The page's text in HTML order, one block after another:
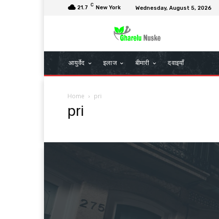
21.7 C New York Wednesday, August 5, 2026
आयुर्वेद इलाज बीमारी दवाइयाँ
Home pri
pri